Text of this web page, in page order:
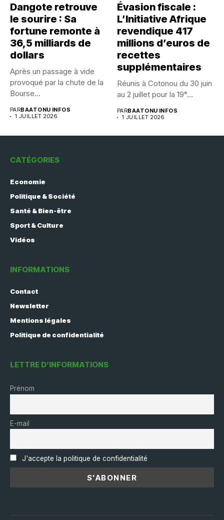
Dangote retrouve
le sourire : Sa
fortune remonte à
36,5 milliards de
dollars
Après un passage à vide
provoqué par la chute de la
Bourse...
PARBAATONU INFOS
1 JUILLET 2026
Évasion fiscale :
L’Initiative Afrique
revendique 417
millions d’euros de
recettes
supplémentaires
Réunis à Cotonou du 30 juin
au 2 juillet pour la 19ᵉ...
PARBAATONU INFOS
1 JUILLET 2026
CATÉGORIES
Economie
Politique & Société
Santé & Bien-être
Sport & Culture
Vidéos
INFORMATIONS
Contact
Newsletter
Mentions légales
Politique de confidentialité
LETTRE D’INFORMATIONS
Prénom
E-mail
J'accepte la politique de confidentialité